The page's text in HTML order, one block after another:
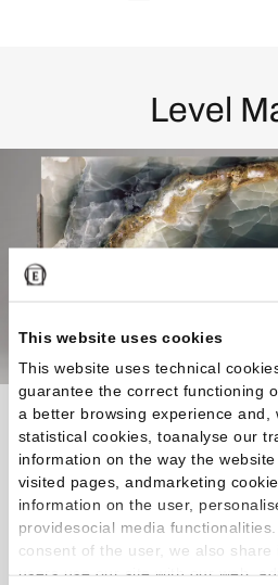
This website uses cookies
This website uses technical
guarantee the correct functioning
a better browsing experience and,
statistical cookies, toanalyse our
information on the way the
visited pages, andmarketing
information on the user,
providesocial media
consent of the user, we also
users use our site with our web,
Level
La materia prima ideal
creaciones que eleven
magnitudes de
Descubra la